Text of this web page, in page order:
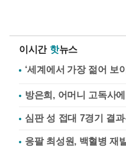
이시간 핫뉴스
방은희, 어머니 고독사
심판 성 접대 7경기 결
응팔 최성원, 백혈병